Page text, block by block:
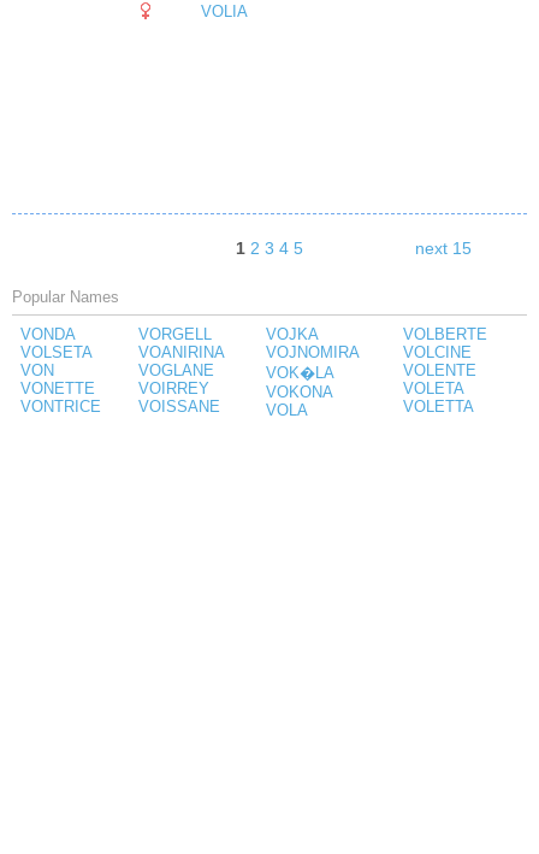
VOLIA
1 2 3 4 5 next 15
Popular Names
VONDA
VOLSETA
VON
VONETTE
VONTRICE
VORGELL
VOANIRINA
VOGLANE
VOIRREY
VOISSANE
VOJKA
VOJNOMIRA
VOK�LA
VOKONA
VOLA
VOLBERTE
VOLCINE
VOLENTE
VOLETA
VOLETTA